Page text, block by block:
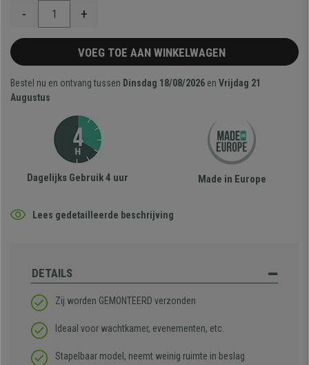
- +
VOEG TOE AAN WINKELWAGEN
Bestel nu en ontvang tussen Dinsdag 18/08/2026 en Vrijdag 21
Augustus
Dagelijks Gebruik 4 uur Made in Europe
Lees gedetailleerde beschrijving
DETAILS
Zij worden GEMONTEERD verzonden
Ideaal voor wachtkamer, evenementen, etc.
Stapelbaar model, neemt weinig ruimte in beslag